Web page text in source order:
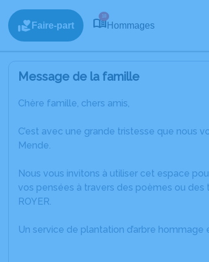
Faire-part
18
Hommages
Message de la famille
Chère famille, chers amis,
C’est avec une grande tristesse que nous
Mende.
Nous vous invitons à utiliser cet espace
vos pensées à travers des poèmes ou des
ROYER.
Un service de plantation d’arbre hommage